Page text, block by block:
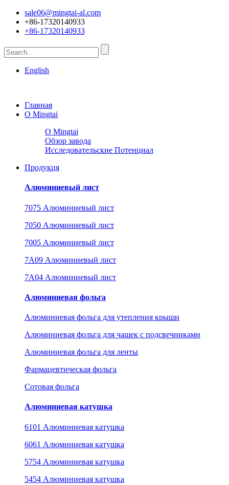
sale06@mingtai-al.com
+86-17320140933
+86-17320140933
English
Главная
О Mingtai
О Mingtai
Обзор завода
Исследовательские Потенциал
Продукця
Алюминиевый лист
7075 Алюминиевый лист
7050 Алюминиевый лист
7005 Алюминиевый лист
7A09 Алюминиевый лист
7A04 Алюминиевый лист
Алюминиевая фольга
Алюминиевая фольга для утепления крыши
Алюминиевая фольга для чашек с подсвечниками
Алюминиевая фольга для ленты
Фармацевтическая фольга
Сотовая фольга
Алюминиевая катушка
6101 Алюминиевая катушка
6061 Алюминиевая катушка
5754 Алюминиевая катушка
5454 Алюминиевая катушка